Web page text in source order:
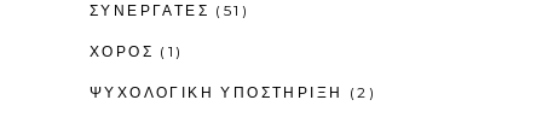
ΣΥΝΕΡΓΑΤΕΣ (51)
ΧΟΡΟΣ (1)
ΨΥΧΟΛΟΓΙΚΉ ΥΠΟΣΤΉΡΙΞΗ (2)